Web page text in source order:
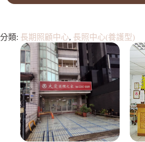
分類: 長期照顧中心, 長照中心(養護型)